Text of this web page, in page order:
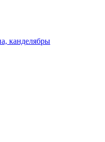
канделябры